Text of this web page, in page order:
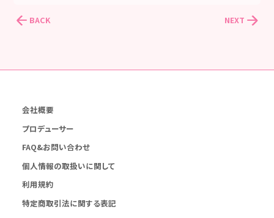
BACK NEXT
会社概要
プロデューサー
FAQ&お問い合わせ
個人情報の取扱いに関して
利用規約
特定商取引法に関する表記